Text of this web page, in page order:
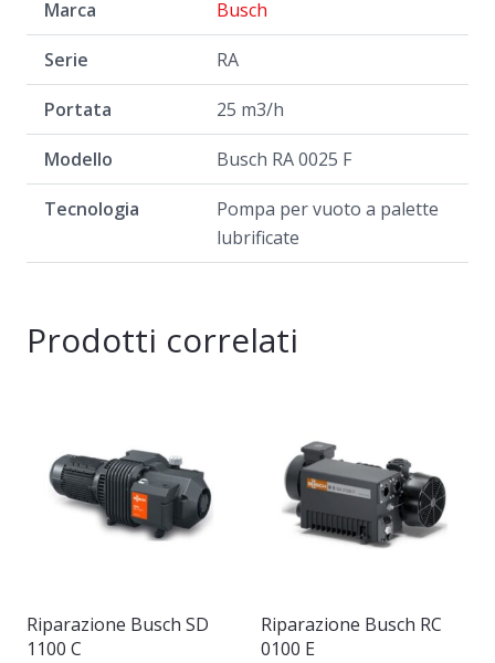
Marca Busch
Serie RA
Portata 25 m3/h
Modello Busch RA 0025 F
Tecnologia
Pompa per vuoto a palette
lubrificate
Prodotti correlati
Riparazione Busch SD
1100 C
Riparazione Busch RC
0100 E